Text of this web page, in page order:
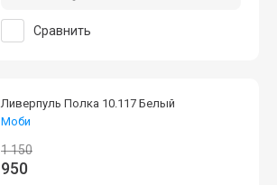
Сравнить
Ливерпуль Полка 10.117 Белый
Моби
1 150
950